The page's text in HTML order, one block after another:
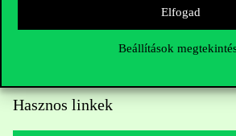
Elfogad
Beállítások
Hasznos linkek